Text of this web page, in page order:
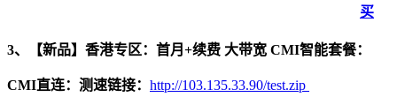
买
3、【新品】香港专区： 首月+续费 大带宽 CMI智能套餐：
CMI直连：测速链接： http://103.135.33.90/test.zip